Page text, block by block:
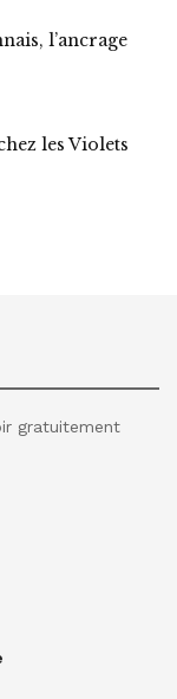
l’ancrage
les Violets
gratuitement